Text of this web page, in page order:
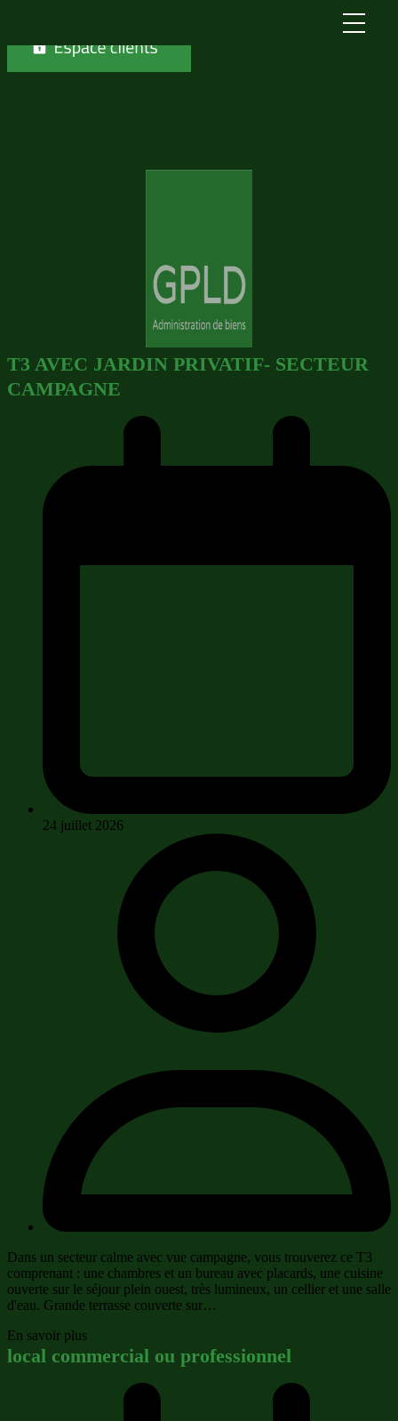
T3 AVEC JARDIN PRIVATIF- SECTEUR
CAMPAGNE
24 juillet 2026
Dans un secteur calme avec vue campagne, vous trouverez ce T3
comprenant : une chambres et un bureau avec placards, une cuisine
ouverte sur le séjour plein ouest, très lumineux, un cellier et une salle
d'eau. Grande terrasse couverte sur…
En savoir plus
local commercial ou professionnel